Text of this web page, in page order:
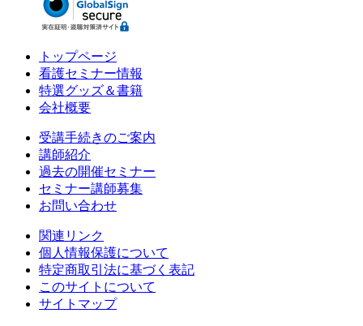
トップページ
看護セミナー情報
特選グッズ＆書籍
会社概要
受講手続きのご案内
講師紹介
過去の開催セミナー
セミナー講師募集
お問い合わせ
関連リンク
個人情報保護について
特定商取引法に基づく表記
このサイトについて
サイトマップ